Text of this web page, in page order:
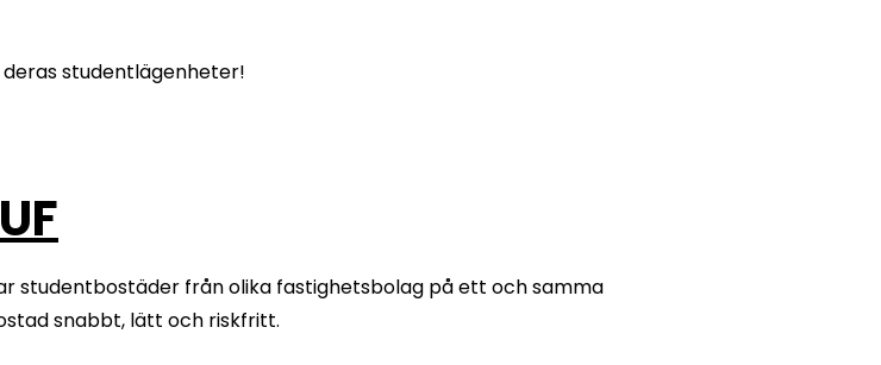
studentlägenheter!
studentbostäder från olika fastighetsbolag på ett och samma
snabbt, lätt och riskfritt.